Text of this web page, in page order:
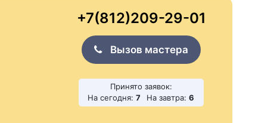
+7(812)209-29-01
Вызов мастера
Принято заявок:
На сегодня: 7 На завтра: 6